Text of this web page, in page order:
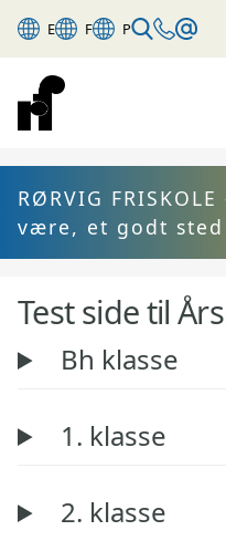
E F P
RØRVIG
være, et godt
Test side til
Bh klasse
1. klasse
2. klasse